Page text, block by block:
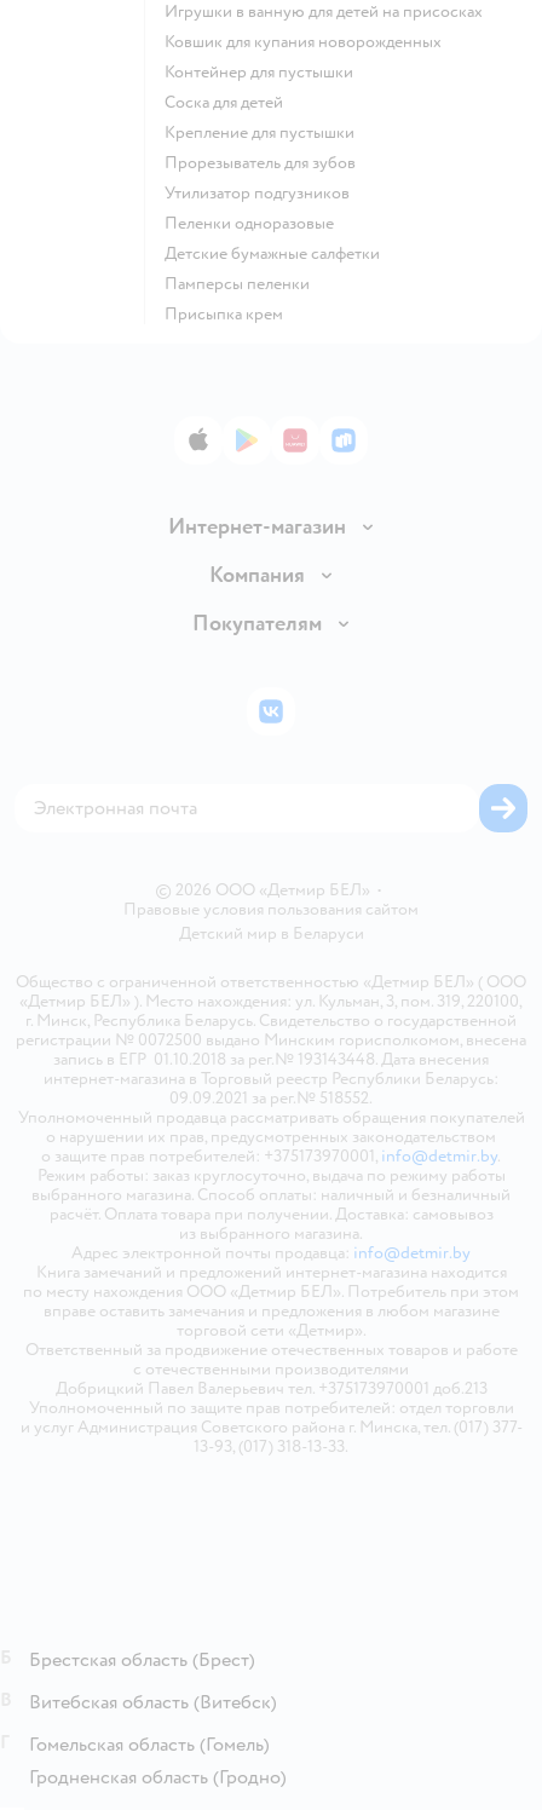
игрушки в ванную для детей на присосках
ковшик для купания новорожденных
контейнер для пустышки
соска для детей
крепление для пустышки
прорезыватель для зубов
утилизатор подгузников
пеленки одноразовые
детские бумажные салфетки
памперсы пеленки
присыпка крем
App StoreGoogle Play
AppGallery
RuStore
Интернет-магазин
Доставка и оплата
Правила продажи
Политика использования файлов cookie
Компания
Вакансии
Покупателям
Бонусные карты
© 2026 ООО «Детмир БЕЛ» •
Правовые условия пользования сайтом
Детский мир в Беларуси
Общество с ограниченной ответственностью «Детмир БЕЛ» ( ООО
«Детмир БЕЛ» ). Место нахождения: ул. Кульман, 3, пом. 319, 220100,
г. Минск, Республика Беларусь. Свидетельство о государственной
регистрации № 0072500 выдано Минским горисполкомом, внесена
запись в ЕГР 01.10.2018 за рег.№ 193143448. Дата внесения
интернет-магазина в Торговый реестр Республики Беларусь:
09.09.2021 за рег.№ 518552.
Уполномоченный продавца рассматривать обращения покупателей
о нарушении их прав, предусмотренных законодательством
о защите прав потребителей: +375173970001, info@detmir.by.
Режим работы: заказ круглосуточно, выдача по режиму работы
выбранного магазина. Способ оплаты: наличный и безналичный
расчёт. Оплата товара при получении. Доставка: самовывоз
из выбранного магазина.
Адрес электронной почты продавца: info@detmir.by
Книга замечаний и предложений интернет-магазина находится
по месту нахождения ООО «Детмир БЕЛ». Потребитель при этом
вправе оставить замечания и предложения в любом магазине
торговой сети «Детмир».
Ответственный за продвижение отечественных товаров и работе
с отечественными производителями
Добрицкий Павел Валерьевич тел. +375173970001 доб.213
Уполномоченный по защите прав потребителей: отдел торговли
и услуг Администрация Советского района г. Минска, тел. (017) 377-
13-93, (017) 318-13-33.
ВКонтакте
Брестская область (Брест)
Витебская область (Витебск)
Гомельская область (Гомель)
Гродненская область (Гродно)